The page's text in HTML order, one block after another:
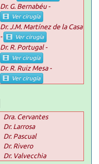
Dr. G. Bernabéu -
Ver cirugía
Dr. J.M. Martínez de la Casa
-
Ver cirugía
Dr. R. Portugal -
Ver cirugía
Dr. R. Ruiz Mesa -
Ver cirugía
Dra. Cervantes
Dr. Larrosa
Dr. Pascual
Dr. Rivero
Dr. Valvecchia